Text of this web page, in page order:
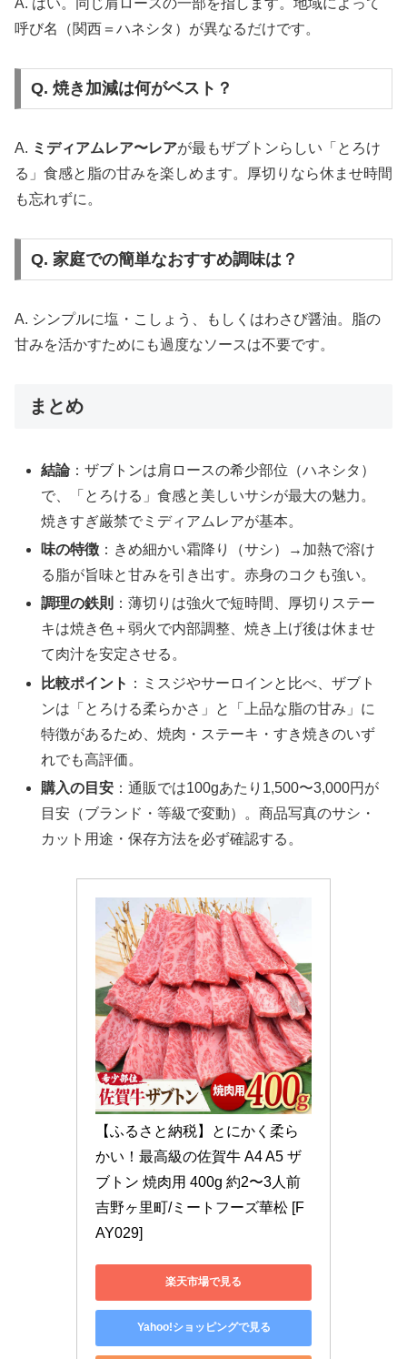
呼び名（関西＝ハネシタ）が異なるだけです。
Q. 焼き加減は何がベスト？
A. ミディアムレア〜レアが最もザブトンらしい「とろけ
る」食感と脂の甘みを楽しめます。厚切りなら休ませ時間
も忘れずに。
Q. 家庭での簡単なおすすめ調味は？
A. シンプルに塩・こしょう、もしくはわさび醤油。脂の
甘みを活かすためにも過度なソースは不要です。
まとめ
結論：ザブトンは肩ロースの希少部位（ハネシタ）
で、「とろける」食感と美しいサシが最大の魅力。
焼きすぎ厳禁でミディアムレアが基本。
味の特徴 ：きめ細かい霜降り（サシ）→加熱で溶け
る脂が旨味と甘みを引き出す。赤身のコクも強い。
調理の鉄則 ：薄切りは強火で短時間、厚切りステー
キは焼き色＋弱火で内部調整、焼き上げ後は休ませ
て肉汁を安定させる。
比較ポイント ：ミスジやサーロインと比べ、ザブト
ンは「とろける柔らかさ」と「上品な脂の甘み」に
特徴があるため、焼肉・ステーキ・すき焼きのいず
れでも高評価。
購入の目安 ：通販では100gあたり1,500〜3,000円が
目安（ブランド・等級で変動）。商品写真のサシ・
カット用途・保存方法を必ず確認する。
【ふるさと納税】とにかく柔ら
かい！最高級の佐賀牛 A4 A5 ザ
ブトン 焼肉用 400g 約2〜3人前
吉野ヶ里町/ミートフーズ華松 [F
AY029]
楽天市場で見る
Yahoo!ショッピングで見る